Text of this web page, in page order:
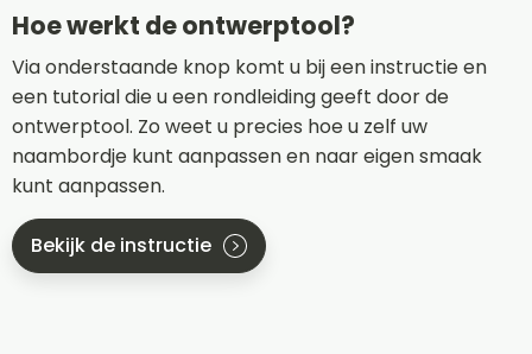
Hoe werkt de ontwerptool?
Via onderstaande knop komt u bij een instructie en
een tutorial die u een rondleiding geeft door de
ontwerptool. Zo weet u precies hoe u zelf uw
naambordje kunt aanpassen en naar eigen smaak
kunt aanpassen.
Bekijk de instructie